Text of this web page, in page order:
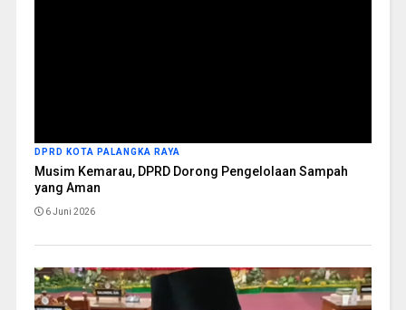
DPRD KOTA PALANGKA RAYA
Musim Kemarau, DPRD Dorong Pengelolaan Sampah
yang Aman
6 Juni 2026